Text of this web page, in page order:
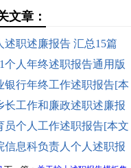
责报告
字]
文章：
述职述廉报告 汇总15篇
34588字]
个人年终述职报告通用版
5797字]
银行年终工作述职报告[本
字]
长工作和廉政述职述廉报
选多篇)[本文共8294字]
员个人工作述职报告[本文
字]
信息科负责人个人述职报